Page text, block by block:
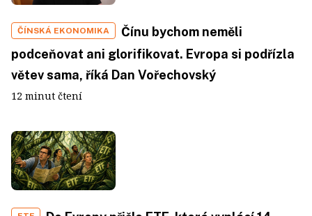
ČÍNSKÁ EKONOMIKA
Čínu bychom neměli
podceňovat ani glorifikovat. Evropa si podřízla
větev sama, říká Dan Vořechovský
12 minut čtení